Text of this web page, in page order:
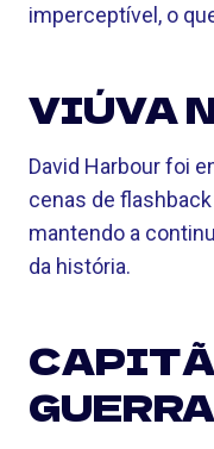
imperceptível, o
VIÚVA
David Harbour foi
cenas de
mantendo a
da história.